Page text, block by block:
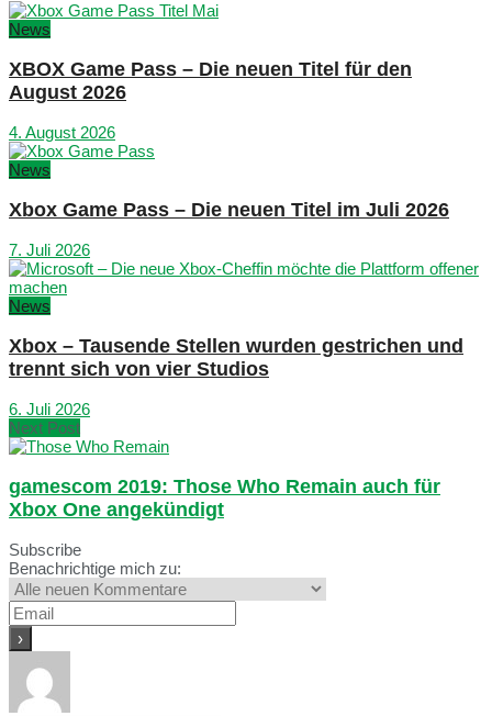
News
XBOX Game Pass – Die neuen Titel für den
August 2026
4. August 2026
News
Xbox Game Pass – Die neuen Titel im Juli 2026
7. Juli 2026
News
Xbox – Tausende Stellen wurden gestrichen und
trennt sich von vier Studios
6. Juli 2026
Next Post
gamescom 2019: Those Who Remain auch für
Xbox One angekündigt
Subscribe
Benachrichtige mich zu: